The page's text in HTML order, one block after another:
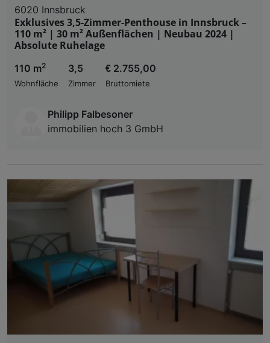
6020 Innsbruck
Exklusives 3,5-Zimmer-Penthouse in Innsbruck –
110 m² | 30 m² Außenflächen | Neubau 2024 |
Absolute Ruhelage
110 m2
Wohnfläche
3,5
Zimmer
€ 2.755,00
Bruttomiete
Philipp Falbesoner
immobilien hoch 3 GmbH